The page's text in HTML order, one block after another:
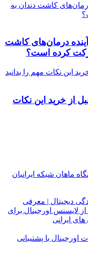
درمان‌های کاشت دندان به
آینده درمان‌های کاشت
کرده است؟
خرید محصولات نود 32؛ قبل از خرید این نکات
دیجیتال | معرفی
لایسنس اورجینال برای
ایرانی
اورجینال با پشتیبانی